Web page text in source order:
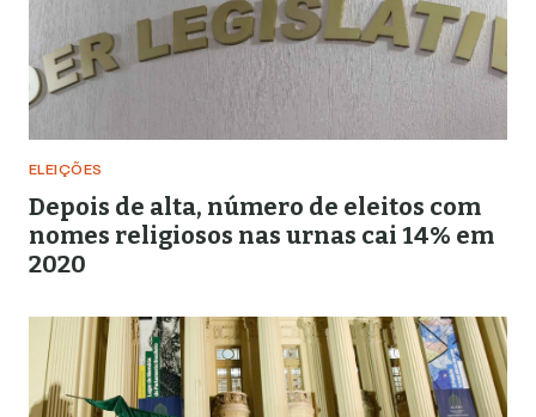
ELEIÇÕES
Depois de alta, número de eleitos com
nomes religiosos nas urnas cai 14% em
2020